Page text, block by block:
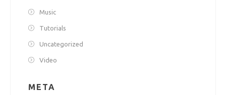
Music
Tutorials
Uncategorized
Video
META